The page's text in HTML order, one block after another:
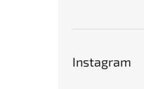
Instagram